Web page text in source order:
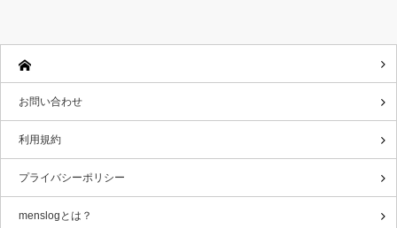
お問い合わせ
利用規約
プライバシーポリシー
menslogとは？